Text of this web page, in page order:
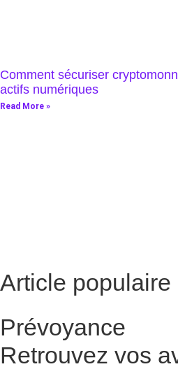
Comment sécuriser
actifs numériques
Read More »
Article populaire
Prévoyance
Retrouvez vos